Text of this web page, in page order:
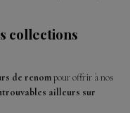
collections
de renompour offrir à nos
ailleurs sur